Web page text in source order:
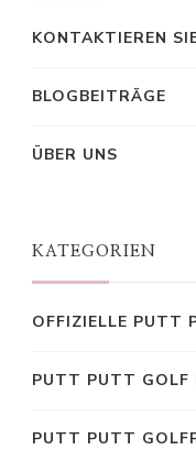
KONTAKTIEREN
BLOGBEITRÄGE
ÜBER UNS
KATEGORIEN
OFFIZIELLE PUTT
PUTT PUTT GOLF
PUTT PUTT